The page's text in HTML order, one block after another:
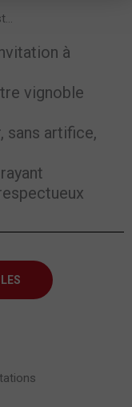
à
vignoble
sans artifice,